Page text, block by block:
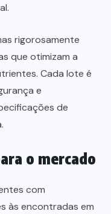
rigorosamente
que otimizam a
Cada lote é
e
de
o mercado
com
às encontradas em